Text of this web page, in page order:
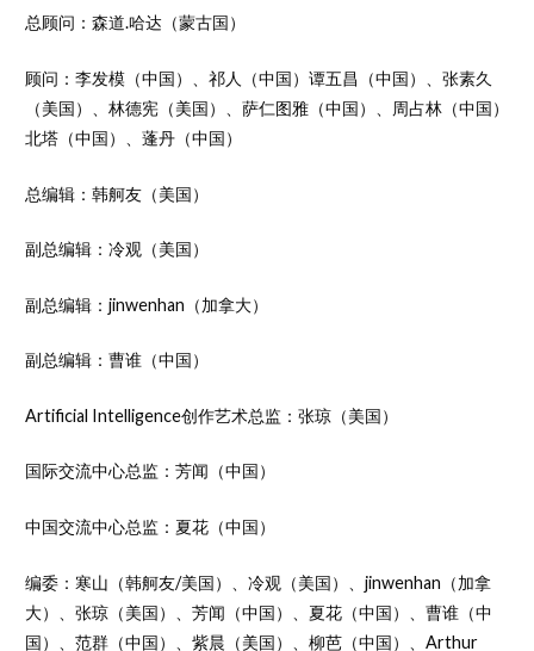
总顾问：森道.哈达（蒙古国）
顾问：李发模（中国）、祁人（中国）谭五昌（中国）、张素久
（美国）、林德宪（美国）、萨仁图雅（中国）、周占林（中国）
北塔（中国）、蓬丹（中国）
总编辑：韩舸友（美国）
副总编辑：冷观（美国）
副总编辑：jinwenhan（加拿大）
副总编辑：曹谁（中国）
Artificial Intelligence创作艺术总监：张琼（美国）
国际交流中心总监：芳闻（中国）
中国交流中心总监：夏花（中国）
编委：寒山（韩舸友/美国）、冷观（美国）、jinwenhan（加拿
大）、张琼（美国）、芳闻（中国）、夏花（中国）、曹谁（中
国）、范群（中国）、紫晨（美国）、柳芭（中国）、Arthur